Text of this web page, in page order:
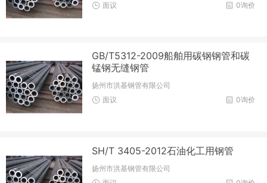
0询价
面议
GB/T5312-2009船舶用碳钢钢管和碳
锰钢无缝钢管
扬州市洪基钢管有限公司
0询价
面议
SH/T 3405-2012石油化工用钢管
扬州市洪基钢管有限公司